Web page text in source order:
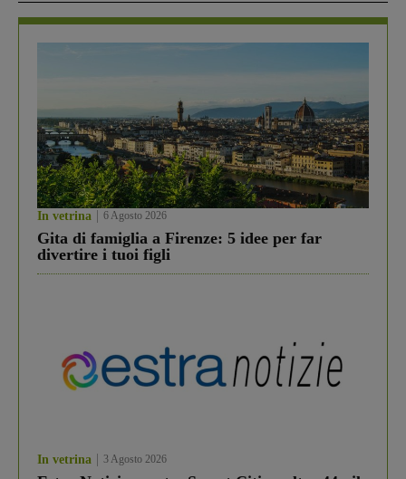
In vetrina 6 Agosto 2026
Gita di famiglia a Firenze: 5 idee per far
divertire i tuoi figli
In vetrina 3 Agosto 2026